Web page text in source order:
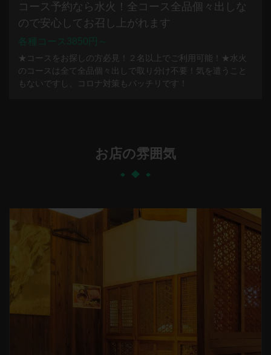
コース予約なら水火！全コース全品個々出しな
ので安心してお召し上がれます
各種コース3850円～
★コースをお探しの方必見！２名以上でご利用可能！★水火
のコースは全て全品個々出しで取り分け不要！気を遣うこと
もないですし、コロナ対策もバッチリです！
お店の雰囲気